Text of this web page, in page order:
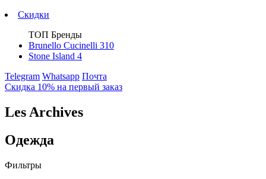
Скидки
ТОП Бренды
Brunello Cucinelli 310
Stone Island 4
Telegram Whatsapp Почта
Скидка 10% на первый заказ
Les Archives
Одежда
Фильтры